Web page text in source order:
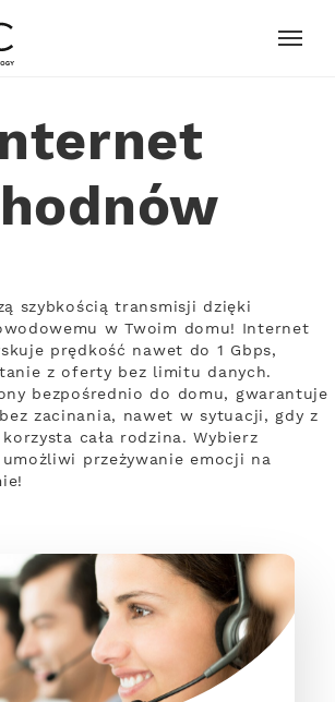
szybkością transmisji dzięki
w Twoim domu! Internet
prędkość nawet do 1 Gbps,
z oferty bez limitu danych.
bezpośrednio do domu, gwarantuje
zacinania, nawet w sytuacji, gdy z
cała rodzina. Wybierz
przeżywanie emocji na